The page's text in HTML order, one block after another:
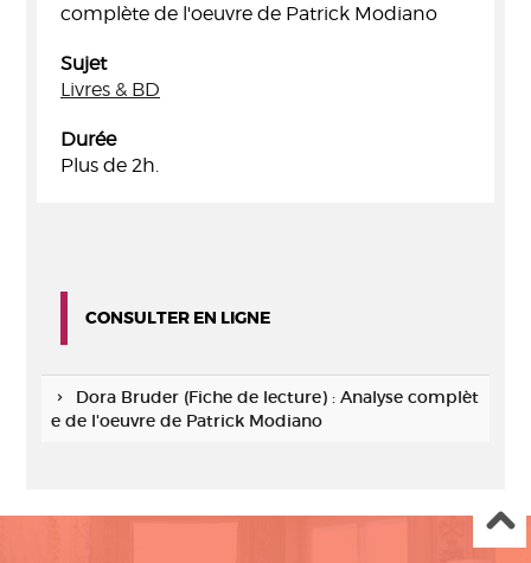
complète de l'oeuvre de Patrick Modiano
Sujet
Livres & BD
Durée
Plus de 2h.
CONSULTER EN LIGNE
Dora Bruder (Fiche de lecture) : Analyse complèt
e de l'oeuvre de Patrick Modiano